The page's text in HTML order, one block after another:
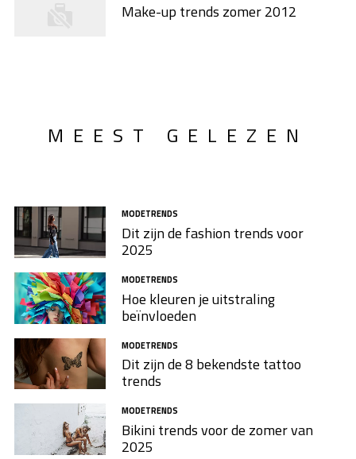
Make-up trends zomer 2012
MEEST GELEZEN
MODETRENDS
Dit zijn de fashion trends voor
2025
MODETRENDS
Hoe kleuren je uitstraling
beïnvloeden
MODETRENDS
Dit zijn de 8 bekendste tattoo
trends
MODETRENDS
Bikini trends voor de zomer van
2025